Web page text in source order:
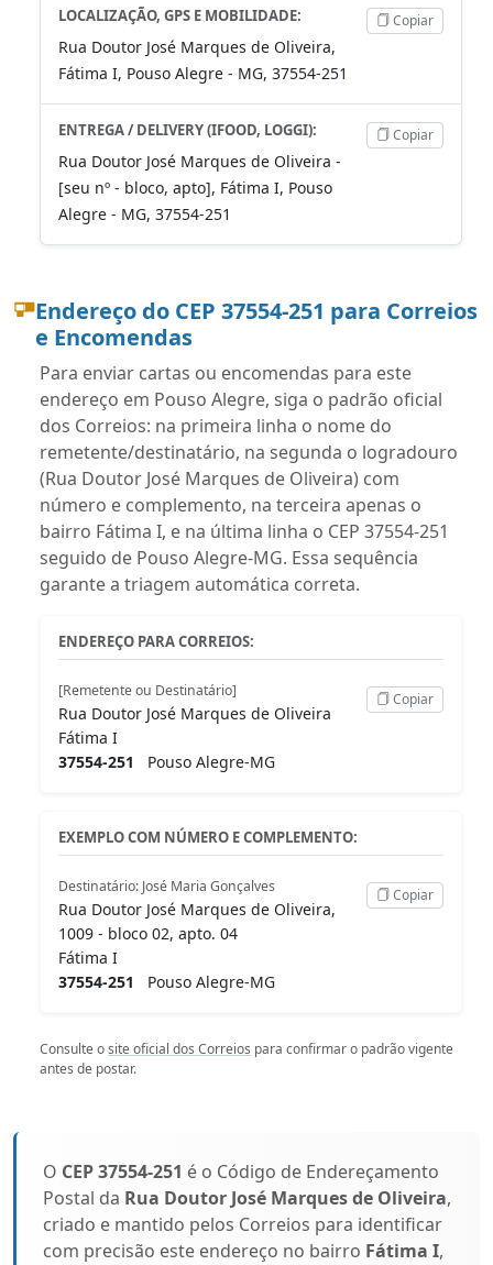
LOCALIZAÇÃO, GPS E MOBILIDADE:
Rua Doutor José Marques de Oliveira,
Fátima I, Pouso Alegre - MG, 37554-251
Copiar
ENTREGA / DELIVERY (IFOOD, LOGGI):
Rua Doutor José Marques de Oliveira -
[seu nº - bloco, apto], Fátima I, Pouso
Alegre - MG, 37554-251
Copiar
Endereço do CEP 37554-251 para Correios
e Encomendas
Para enviar cartas ou encomendas para este
endereço em Pouso Alegre, siga o padrão oficial
dos Correios: na primeira linha o nome do
remetente/destinatário, na segunda o logradouro
(Rua Doutor José Marques de Oliveira) com
número e complemento, na terceira apenas o
bairro Fátima I, e na última linha o CEP 37554-251
seguido de Pouso Alegre-MG. Essa sequência
garante a triagem automática correta.
ENDEREÇO PARA CORREIOS:
[Remetente ou Destinatário]
Rua Doutor José Marques de Oliveira
Fátima I
37554-251
Pouso Alegre-MG
Copiar
EXEMPLO COM NÚMERO E COMPLEMENTO:
Destinatário: José Maria Gonçalves
Rua Doutor José Marques de Oliveira,
1009 - bloco 02, apto. 04
Fátima I
37554-251
Pouso Alegre-MG
Copiar
Consulte osite oficial dos Correios para confirmar o padrão vigente
antes de postar.
O CEP 37554-251 é o Código de Endereçamento
Postal da Rua Doutor José Marques de Oliveira,
criado e mantido pelos Correios para identificar
com precisão este endereço no bairro Fátima I,